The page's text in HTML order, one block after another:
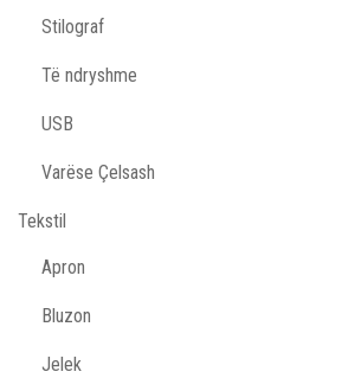
Stilograf
Të ndryshme
USB
Varëse Çelsash
Tekstil
Apron
Bluzon
Jelek